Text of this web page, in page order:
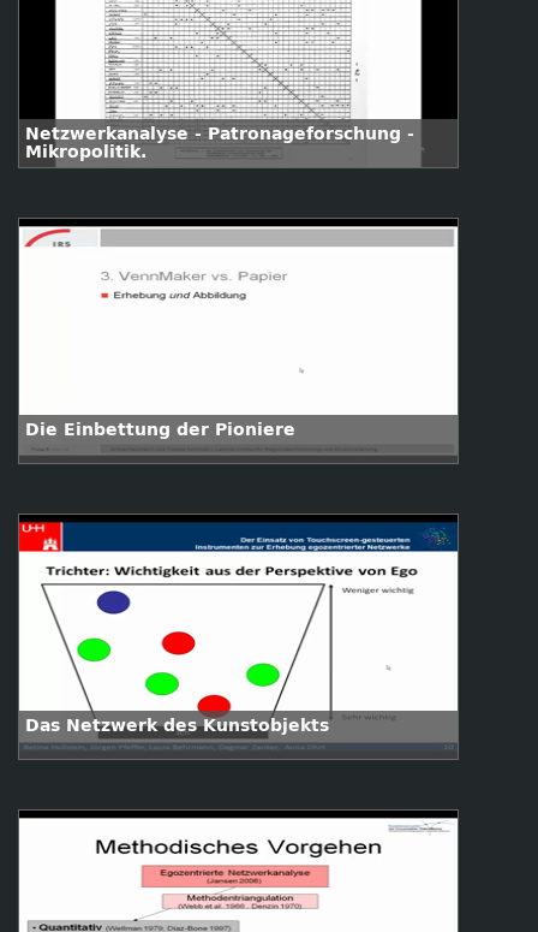
Netzwerkanalyse - Patronageforschung -
Mikropolitik.
Die Einbettung der Pioniere
Das Netzwerk des Kunstobjekts